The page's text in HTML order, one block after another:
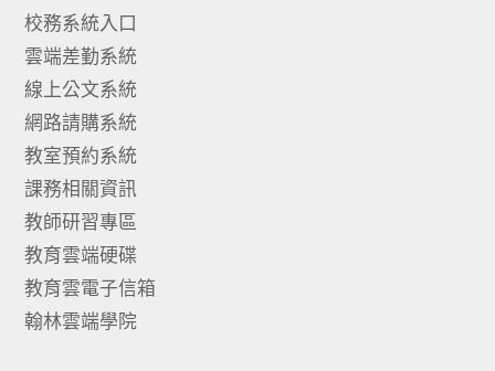
校務系統入口
雲端差勤系統
線上公文系統
網路請購系統
教室預約系統
課務相關資訊
教師研習專區
教育雲端硬碟
教育雲電子信箱
翰林雲端學院